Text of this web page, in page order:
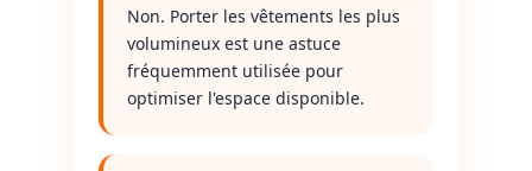
Non. Porter les vêtements les plus
volumineux est une astuce
fréquemment utilisée pour
optimiser l'espace disponible.